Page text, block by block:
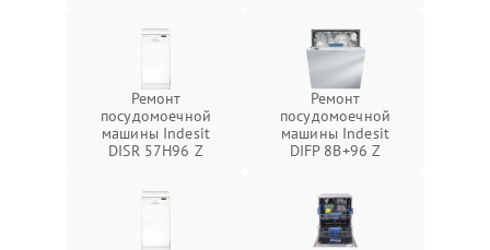
Ремонт
посудомоечной
машины Indesit
DISR 57H96 Z
Ремонт
посудомоечной
машины Indesit
DIFP 8B+96 Z